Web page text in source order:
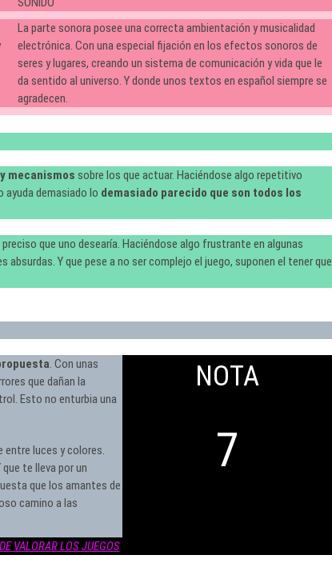
La parte sonora posee una correcta ambientación y musicalidad
electrónica. Con una especial fijación en los efectos sonoros de
seres y lugares, creando un sistema de comunicación y vida que le
da sentido al universo. Y donde unos textos en español siempre se
agradecen.
mecanismos sobre los que actuar. Haciéndose algo repetitivo
ayuda demasiado lo demasiado parecido que son todos los
que uno desearía. Haciéndose algo frustrante en algunas
Y que pese a no ser complejo el juego, suponen el tener que
. Con unas
que dañan la
Esto no enturbia una
entre luces y colores.
te lleva por un
que los amantes de
camino a las
NOTA
7
VALORAR LOS JUEGOS